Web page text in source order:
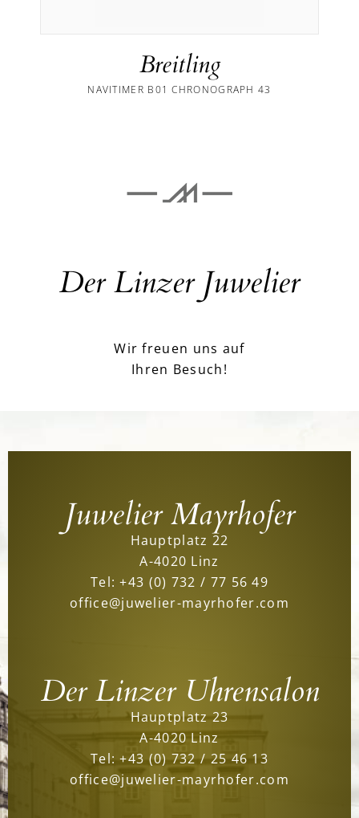
Breitling
NAVITIMER B01 CHRONOGRAPH 43
Der Linzer Juwelier
Wir freuen uns auf
Ihren Besuch!
Juwelier Mayrhofer
Hauptplatz 22
A-4020 Linz
Tel:+43 (0) 732 / 77 56 49
office@juwelier-mayrhofer.com
Der Linzer Uhrensalon
Hauptplatz 23
A-4020 Linz
Tel:+43 (0) 732 / 25 46 13
office@juwelier-mayrhofer.com